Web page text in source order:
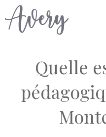
Aller
au
Quelle